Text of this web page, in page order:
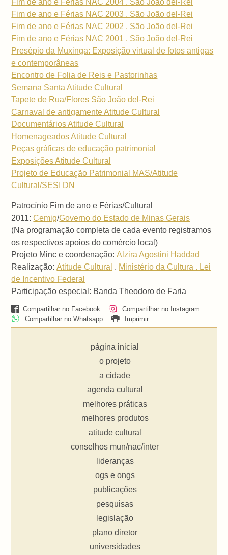
Fim de ano e Férias NAC 2004 . São João del-Rei
Fim de ano e Férias NAC 2003 . São João del-Rei
Fim de ano e Férias NAC 2002 . São João del-Rei
Fim de ano e Férias NAC 2001 . São João del-Rei
Presépio da Muxinga: Exposição virtual de fotos antigas
e contemporâneas
Encontro de Folia de Reis e Pastorinhas
Semana Santa Atitude Cultural
Tapete de Rua/Flores São João del-Rei
Carnaval de antigamente Atitude Cultural
Documentários Atitude Cultural
Homenageados Atitude Cultural
Peças gráficas de educação patrimonial
Exposições Atitude Cultural
Projeto de Educação Patrimonial MAS/Atitude
Cultural/SESI DN
Patrocínio Fim de ano e Férias/Cultural
2011:Cemig/Governo do Estado de Minas Gerais
(Na programação completa de cada evento registramos
os respectivos apoios do comércio local)
Projeto Minc e coordenação:Alzira Agostini Haddad
Realização:Atitude Cultural . Ministério da Cultura . Lei
de Incentivo Federal
Participação especial: Banda Theodoro de Faria
Compartilhar no Facebook
Compartilhar no Instagram
Compartilhar no Whatsapp
Imprimir
página inicial
o projeto
a cidade
agenda cultural
melhores práticas
melhores produtos
atitude cultural
conselhos mun/nac/inter
lideranças
ogs e ongs
publicações
pesquisas
legislação
plano diretor
universidades